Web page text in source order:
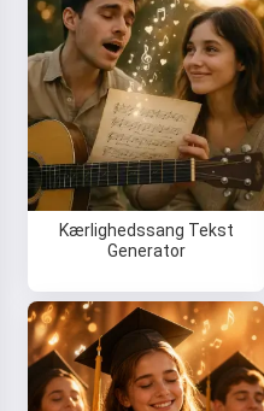
Kærlighedssang Tekst
Generator